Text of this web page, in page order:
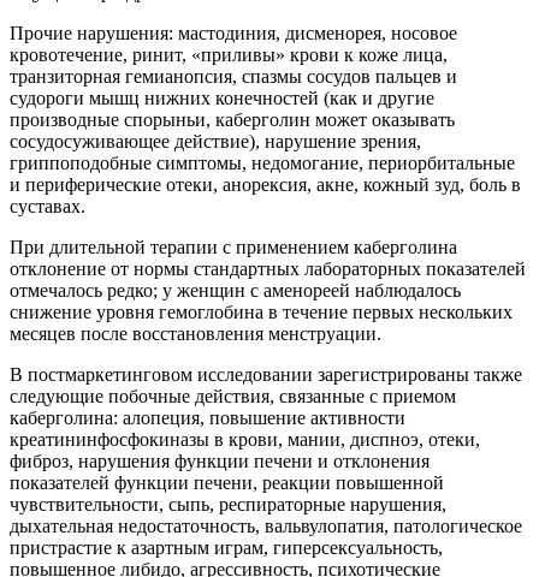
Прочие нарушения: мастодиния, дисменорея, носовое
кровотечение, ринит, «приливы» крови к коже лица,
транзиторная гемианопсия, спазмы сосудов пальцев и
судороги мышц нижних конечностей (как и другие
производные спорыньи, каберголин может оказывать
сосудосуживающее действие), нарушение зрения,
гриппоподобные симптомы, недомогание, периорбитальные
и периферические отеки, анорексия, акне, кожный зуд, боль в
суставах.
При длительной терапии с применением каберголина
отклонение от нормы стандартных лабораторных показателей
отмечалось редко; у женщин с аменореей наблюдалось
снижение уровня гемоглобина в течение первых нескольких
месяцев после восстановления менструации.
В постмаркетинговом исследовании зарегистрированы также
следующие побочные действия, связанные с приемом
каберголина: алопеция, повышение активности
креатининфосфокиназы в крови, мании, диспноэ, отеки,
фиброз, нарушения функции печени и отклонения
показателей функции печени, реакции повышенной
чувствительности, сыпь, респираторные нарушения,
дыхательная недостаточность, вальвулопатия, патологическое
пристрастие к азартным играм, гиперсексуальность,
повышенное либидо, агрессивность, психотические